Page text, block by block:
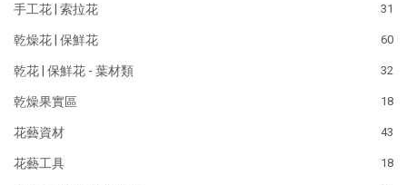
手工花 | 索拉花 31
乾燥花 | 保鮮花 60
乾花 | 保鮮花 - 葉材類 32
乾燥果實區 18
花藝資材 43
花藝工具 18